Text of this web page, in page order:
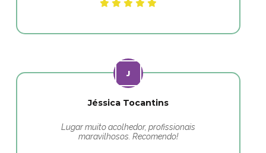
Jéssica Tocantins
Lugar muito acolhedor, profissionais
maravilhosos. Recomendo!